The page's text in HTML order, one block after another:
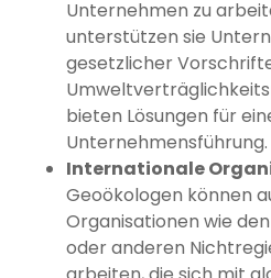
Unternehmen zu
unterstützen sie
gesetzlicher
bieten Lösungen für
Unternehmensführung.
Internationale
Geoökologen können
Organisationen wie
oder anderen